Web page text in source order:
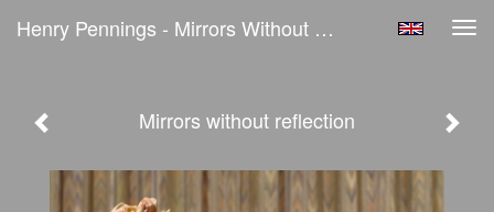
Henry Pennings - Mirrors Without Reflection
Mirrors without reflection